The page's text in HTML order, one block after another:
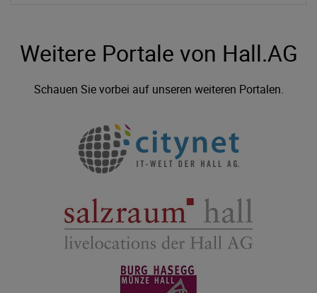
Weitere Portale von Hall.AG
Schauen Sie vorbei auf unseren weiteren Portalen.